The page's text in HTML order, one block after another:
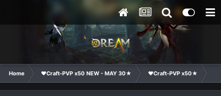
Home ❤Craft-PVP x50 NEW - MAY 30★ ❤Craft-PVP x50★